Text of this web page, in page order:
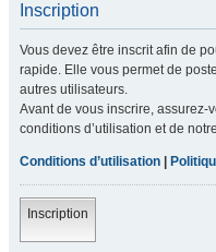
Inscription
Vous devez être inscrit afin de
rapide. Elle vous permet de
autres utilisateurs.
Avant de vous inscrire, assurez-
conditions d’utilisation et de
Conditions d’utilisation
Inscription